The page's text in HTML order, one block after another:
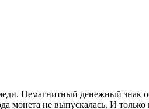
Немагнитный денежный
монета не выпускалась. И